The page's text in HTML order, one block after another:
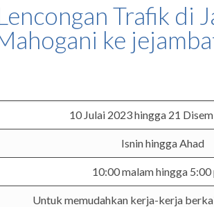
Trafik di
ke
10 Julai 2023 hingga 21
Isnin hingga Ahad
10:00 malam hingga 5:00
Untuk memudahkan kerja-kerja